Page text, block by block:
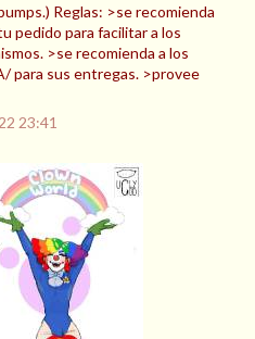
Reglas: >se recomienda
pedido para facilitar a los
>se recomienda a los
para sus entregas. >provee
23:41